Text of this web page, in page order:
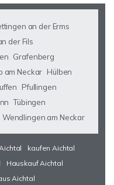
an der Erms
der Fils
Grafenberg
am Neckar Hülben
Pfullingen
Tübingen
Wendlingen am Neckar
kaufen Aichtal
Hauskauf Aichtal
Aichtal